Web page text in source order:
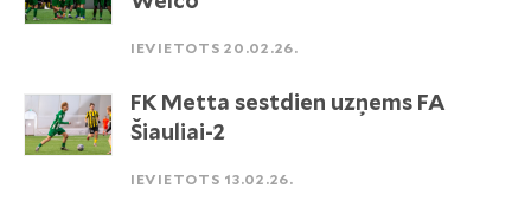
IEVIETOTS 20.02.26.
FK Metta sestdien uzņems FA
Šiauliai-2
IEVIETOTS 13.02.26.